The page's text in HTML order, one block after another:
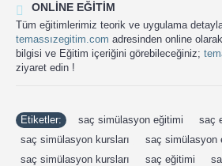
ONLINE EĞITIM
Tüm eğitimlerimiz teorik ve uygulama
temassızegitim.com adresinden online
bilgisi ve Eğitim içeriğini görebileceğiniz;
ziyaret edin !
Etiketler: saç simülasyon eğitimi saç
saç simülasyon kursları
saç simülasyon
saç simülasyon kursları
saç eğitimi